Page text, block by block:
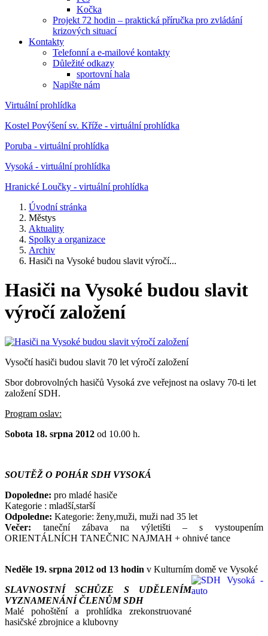
Kočka
Projekt 72 hodin – praktická příručka pro zvládání
krizových situací
Kontakty
Telefonní a e-mailové kontakty
Důležité odkazy
sportovní hala
Napište nám
Virtuální prohlídka
Kostel Povýšení sv. Kříže - virtuální prohlídka
Poruba - virtuální prohlídka
Vysoká - virtuální prohlídka
Hranické Loučky - virtuální prohlídka
Úvodní stránka
Městys
Aktuality
Spolky a organizace
Archiv
Hasiči na Vysoké budou slavit výročí...
Hasiči na Vysoké budou slavit
výročí založení
Vysočtí hasiči budou slavit 70 let výročí založení
Sbor dobrovolných hasičů Vysoká zve veřejnost na oslavy 70-ti let
založení SDH.
Program oslav:
Sobota 18. srpna 2012 od 10.00 h.
SOUTĚŽ O POHÁR SDH VYSOKÁ
Dopoledne: pro mladé hasiče
Kategorie : mladší,starší
Odpoledne: Kategorie: ženy,muži, muži nad 35 let
Večer: taneční zábava na výletišti – s vystoupením
ORIENTÁLNÍCH TANEČNIC NAJMAH + ohnivé tance
Neděle 19. srpna 2012 od 13 hodin v Kulturním domě ve Vysoké
SLAVNOSTNÍ SCHŮZE S UDĚLENÍM
VYZNAMENÁNÍ ČLENŮMSDH
Malé pohoštění a prohlídka zrekonstruované
hasičské zbrojnice a klubovny